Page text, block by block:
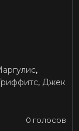
,
, Джек
0 голосов